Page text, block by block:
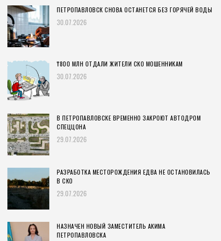
ПЕТРОПАВЛОВСК СНОВА ОСТАНЕТСЯ БЕЗ ГОРЯЧЕЙ ВОДЫ
30.07.2026
₸800 МЛН ОТДАЛИ ЖИТЕЛИ СКО МОШЕННИКАМ
30.07.2026
В ПЕТРОПАВЛОВСКЕ ВРЕМЕННО ЗАКРОЮТ АВТОДРОМ
СПЕЦЦОНА
29.07.2026
РАЗРАБОТКА МЕСТОРОЖДЕНИЯ ЕДВА НЕ ОСТАНОВИЛАСЬ
В СКО
29.07.2026
НАЗНАЧЕН НОВЫЙ ЗАМЕСТИТЕЛЬ АКИМА
ПЕТРОПАВЛОВСКА